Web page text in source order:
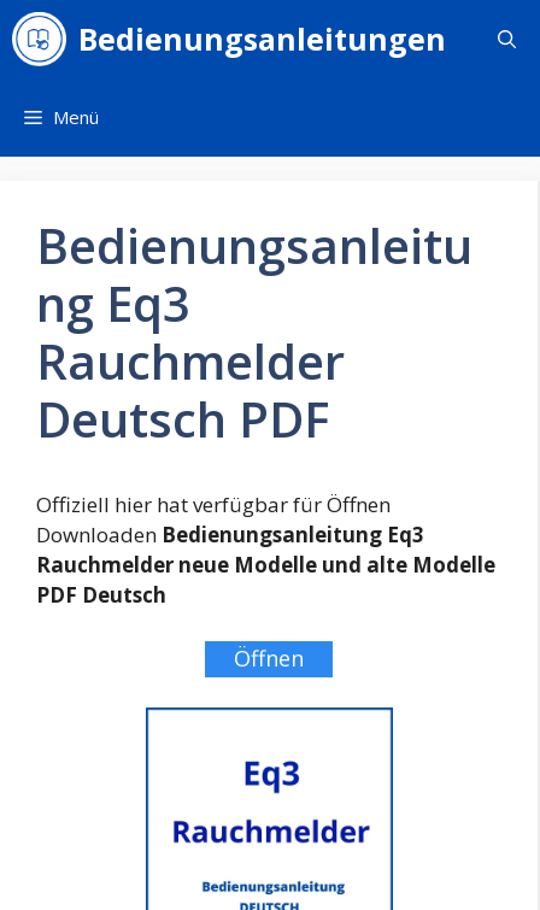
Zum
Inhalt
springen
Bedienungsanleitungen
Menü
Bedienungsanleitu
ng Eq3
Rauchmelder
Deutsch PDF
Offiziell hier hat verfügbar für Öffnen
Downloaden Bedienungsanleitung Eq3
Rauchmelder neue Modelle und alte Modelle
PDF Deutsch
Öffnen